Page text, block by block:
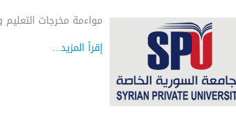
مواءمة مخرجات
إقرأ المزيد...